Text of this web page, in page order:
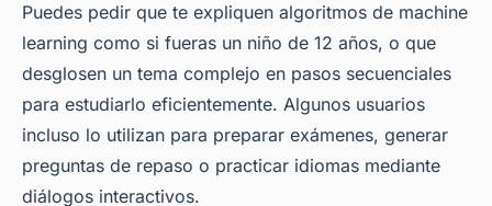
Puedes pedir que te expliquen algoritmos de machine
learning como si fueras un niño de 12 años, o que
desglosen un tema complejo en pasos secuenciales
para estudiarlo eficientemente. Algunos usuarios
incluso lo utilizan para preparar exámenes, generar
preguntas de repaso o practicar idiomas mediante
diálogos interactivos.